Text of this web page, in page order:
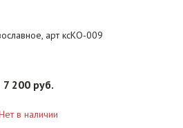
арт ксКО-009
7 200 руб.
в наличии